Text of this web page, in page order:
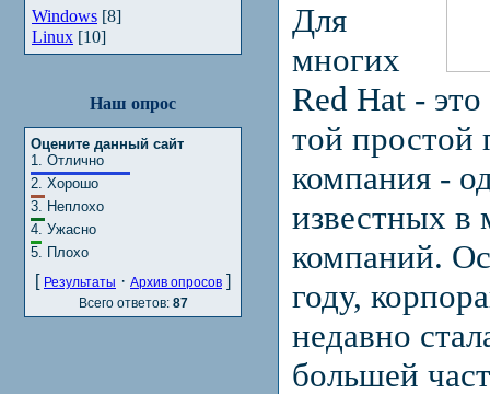
Windows [8]
Linux [10]
Наш опрос
Оцените данный сайт
1. Отлично
2. Хорошо
3. Неплохо
4. Ужасно
5. Плохо
[ Результаты · Архив опросов ]
Всего ответов: 87
Для
многих
Red Hat -
той простой
компания -
известных
компаний.
году,
недавно
большей